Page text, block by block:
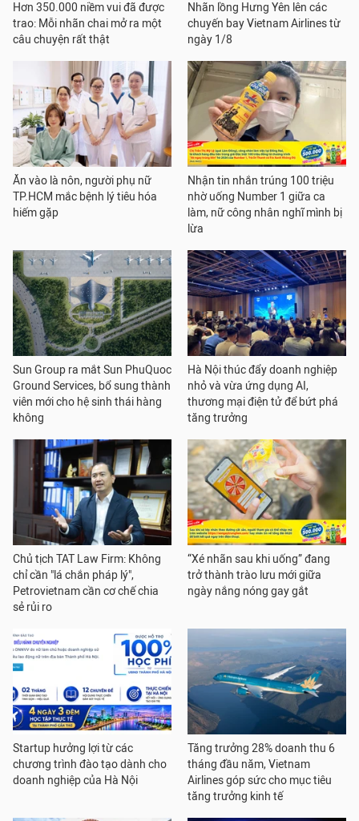
Hơn 350.000 niềm vui đã được
trao: Mỗi nhãn chai mở ra một
câu chuyện rất thật
Nhãn lồng Hưng Yên lên các
chuyến bay Vietnam Airlines từ
ngày 1/8
Ăn vào là nôn, người phụ nữ
TP.HCM mắc bệnh lý tiêu hóa
hiếm gặp
Nhận tin nhắn trúng 100 triệu
nhờ uống Number 1 giữa ca
làm, nữ công nhân nghĩ mình bị
lừa
Sun Group ra mắt Sun PhuQuoc
Ground Services, bổ sung thành
viên mới cho hệ sinh thái hàng
không
Hà Nội thúc đẩy doanh nghiệp
nhỏ và vừa ứng dụng AI,
thương mại điện tử để bứt phá
tăng trưởng
Chủ tịch TAT Law Firm: Không
chỉ cần "lá chắn pháp lý",
Petrovietnam cần cơ chế chia
sẻ rủi ro
“Xé nhãn sau khi uống” đang
trở thành trào lưu mới giữa
ngày nắng nóng gay gắt
Startup hưởng lợi từ các
chương trình đào tạo dành cho
doanh nghiệp của Hà Nội
Tăng trưởng 28% doanh thu 6
tháng đầu năm, Vietnam
Airlines góp sức cho mục tiêu
tăng trưởng kinh tế